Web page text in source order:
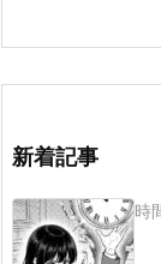
新着記事
時